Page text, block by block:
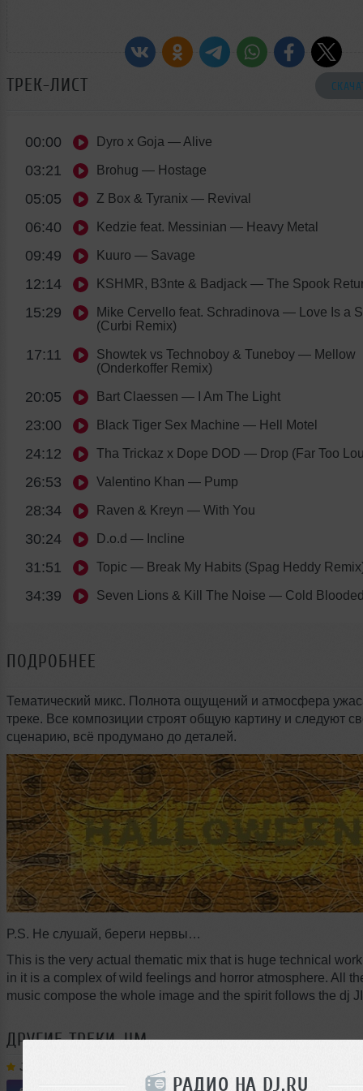
РАДИО НА DJ.RU
ТРЕК-ЛИСТ
00:00 Dyro x Goja — Alive
03:21 Brohug — Hostage
05:05 Z Box & Tyranix — Revival
06:40 Kedzie feat. Messinian — Heavy Metal
09:49 Kuuro — Savage
12:14 KSHMR, B3nte & Badjack — The Spook
15:29 Mike Cervello feat. Schradinova — Love Is a
(Curbi Remix)
17:11 Showtek vs Technoboy & Tuneboy — Mellow
(Onderkoffer Remix)
20:05 Bart Claessen — I Am The Light
23:00 Black Tiger Sex Machine — Hell Motel
24:12 Tha Trickaz x Dope DOD — Drop (Far Too
26:53 Valentino Khan — Pump
28:34 Raven & Kreyn — With You
30:24 D.o.d — Incline
31:51 Topic — Break My Habits (Spag Heddy
34:39 Seven Lions & Kill The Noise — Cold
ПОДРОБНЕЕ
Тематический микс. Полнота ощущений и атмосфера
треке. Все композиции строят общую картину и следуют
сценарию, всё продумано до деталей.
P.S. Не слушай, береги нервы…
This is the very actual thematic mix that is huge technical
in it is a complex of wild feelings and horror atmosphere. All
music compose the whole image and the spirit follows the dj
ДРУГИЕ ТРЕКИJIM
Jim